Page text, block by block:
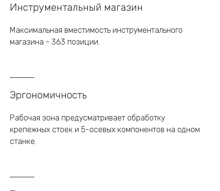
Инструментальный магазин
Максимальная вместимость инструментального
магазина - 363 позиции.
Эргономичность
Рабочая зона предусматривает обработку
крепежных стоек и 5-осевых компонентов на одном
станке.